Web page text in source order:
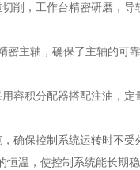
削，工作台精密研磨，
主轴，确保了主轴的可
容积分配器搭配注油，
确保控制系统运转时不
温，使控制系统能长期稳